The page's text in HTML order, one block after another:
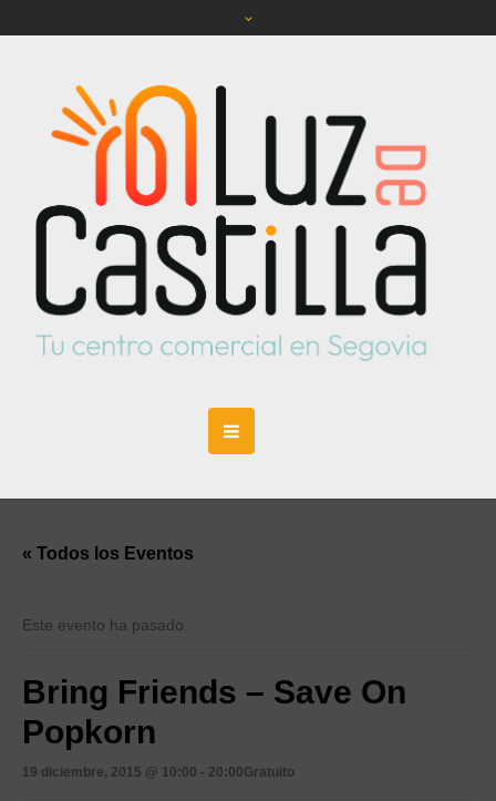
« Todos los Eventos
Este evento ha pasado.
Bring Friends – Save On
Popkorn
19 diciembre, 2015 @ 10:00 - 20:00Gratuito